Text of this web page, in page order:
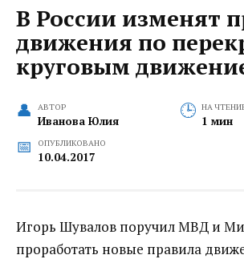
В России изменят
движения по
круговым
АВТОР
Иванова Юлия
НА
1 мин
ОПУБЛИКОВАНО
10.04.2017
Игорь Шувалов поручил МВД и
проработать новые правила